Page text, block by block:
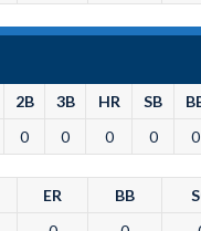
2B 3B HR SB
0 0 0 0 0
ER BB